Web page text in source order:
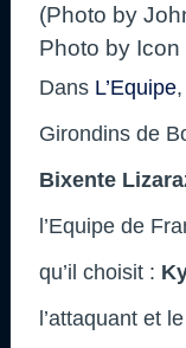
(Photo by
Photo by Icon
Dans L’Equipe
Girondins de
Bixente
l’Equipe de
qu’il choisit :
l’attaquant et